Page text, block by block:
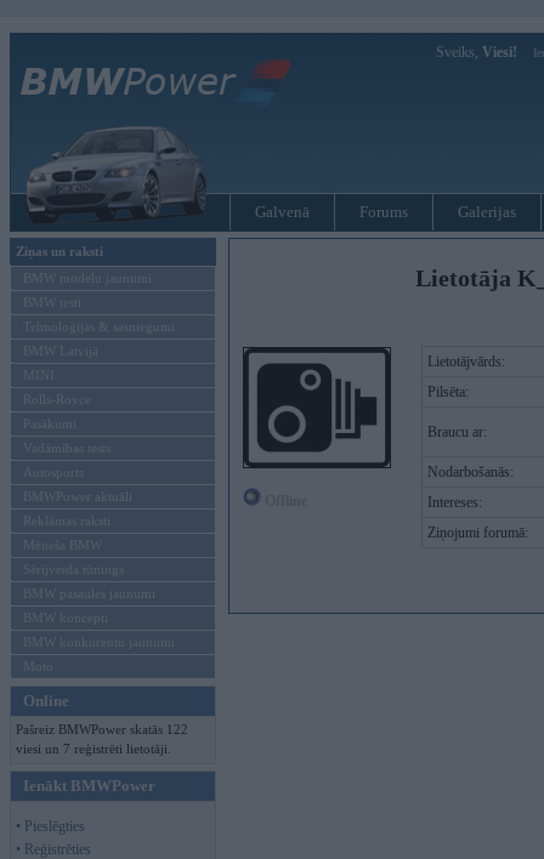
Sveiks, Viesi!
Galvenā Forums Galerijas
Ziņas un raksti
BMW modeļu jaunumi
BMW testi
Tehnoloģijas & sasniegumi
BMW Latvijā
MINI
Rolls-Royce
Pasākumi
Vadāmības tests
Autosports
BMWPower aktuāli
Reklāmas raksti
Mēneša BMW
Sērijveida tūnings
BMW pasaules jaunumi
BMW koncepti
BMW konkurentu jaunumi
Moto
Online
Pašreiz BMWPower skatās 122
viesi un 7 reģistrēti lietotāji.
Ienākt BMWPower
• Pieslēgties
• Reģistrēties
Lietotāja
Lietotājvārds:
Pilsēta:
Braucu ar:
Nodarbošanās:
Intereses:
Ziņojumi forumā: